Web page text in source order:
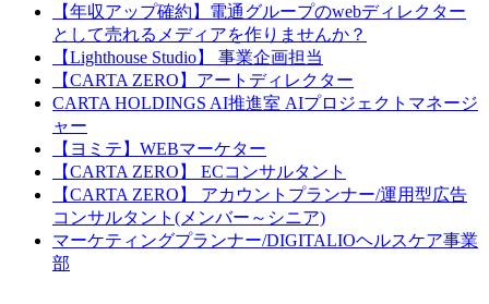
【年収アップ確約】電通グループのwebディレクター
として売れるメディアを作りませんか？
【Lighthouse Studio】 事業企画担当
【CARTA ZERO】アートディレクター
CARTA HOLDINGS AI推進室 AIプロジェクトマネージ
ャー
【ヨミテ】WEBマーケター
【CARTA ZERO】 ECコンサルタント
【CARTA ZERO】 アカウントプランナー/運用型広告
コンサルタント(メンバー～シニア)
マーケティングプランナー/DIGITALIOヘルスケア事業
部